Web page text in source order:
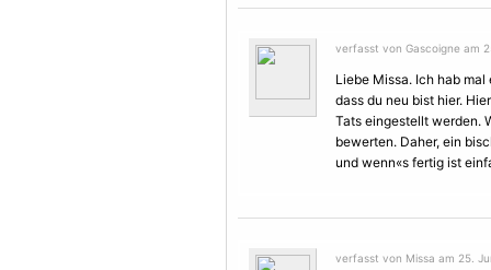
verfasst von Gascoigne am
Liebe Missa. Ich hab
dass du neu bist hier.
Tats eingestellt werden.
bewerten. Daher, ein
und wenn«s fertig ist
verfasst von Missa am 25.